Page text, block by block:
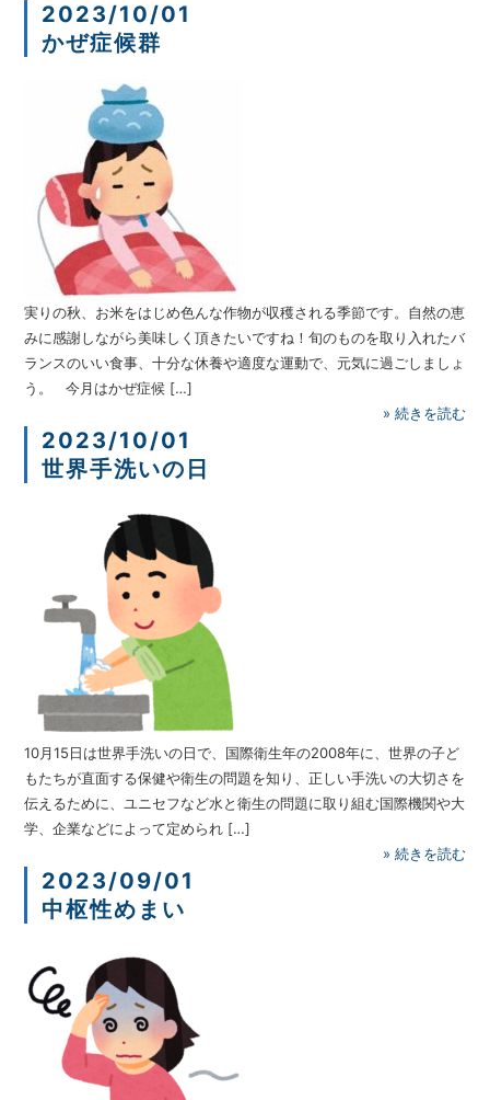
2023/10/01
かぜ症候群
実りの秋、お米をはじめ色んな作物が収穫される季節です。自然の恵
みに感謝しながら美味しく頂きたいですね！旬のものを取り入れたバ
ランスのいい食事、十分な休養や適度な運動で、元気に過ごしましょ
う。 今月はかぜ症候 […]
» 続きを読む
2023/10/01
世界手洗いの日
10月15日は世界手洗いの日で、国際衛生年の2008年に、世界の子ど
もたちが直面する保健や衛生の問題を知り、正しい手洗いの大切さを
伝えるために、ユニセフなど水と衛生の問題に取り組む国際機関や大
学、企業などによって定められ […]
» 続きを読む
2023/09/01
中枢性めまい